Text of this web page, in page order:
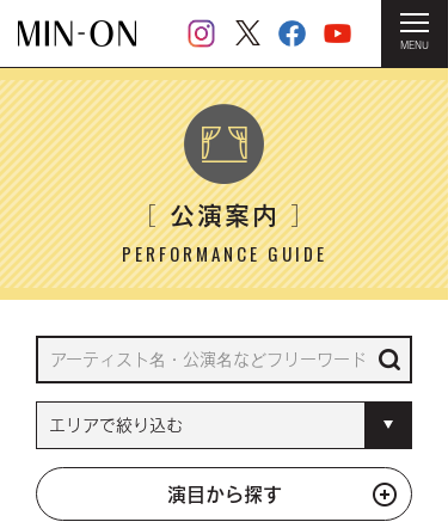
MENU
HOME ＞ 公演案内
［公演案内］
PERFORMANCE GUIDE
演目から探す